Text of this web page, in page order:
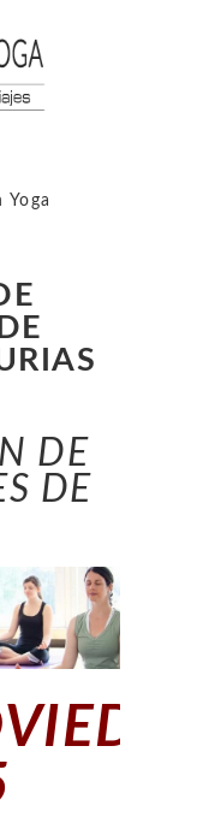
DE
DE